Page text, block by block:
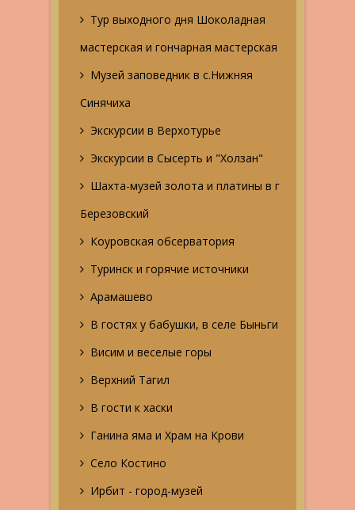
Тур выходного дня Шоколадная
мастерская и гончарная мастерская
Музей заповедник в с.Нижняя
Синячиха
Экскурсии в Верхотурье
Экскурсии в Сысерть и "Холзан"
Шахта-музей золота и платины в г
Березовский
Коуровская обсерватория
Туринск и горячие источники
Арамашево
В гостях у бабушки, в селе Быньги
Висим и веселые горы
Верхний Тагил
В гости к хаски
Ганина яма и Храм на Крови
Село Костино
Ирбит - город-музей